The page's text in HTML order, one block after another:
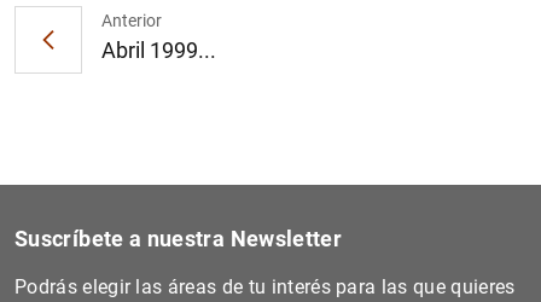
Anterior
Abril 1999...
Suscríbete a nuestra Newsletter
Podrás elegir las áreas de tu interés para las que quieres